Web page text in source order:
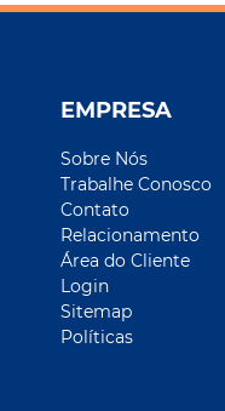
EMPRESA
Sobre Nós
Trabalhe Conosco
Contato
Relacionamento
Área do Cliente
Login
Sitemap
Políticas